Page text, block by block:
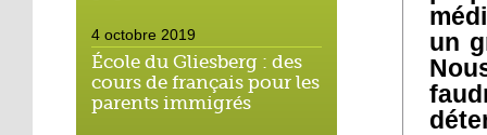
4 octobre 2019
École du Gliesberg : des
cours de français pour les
parents immigrés
un